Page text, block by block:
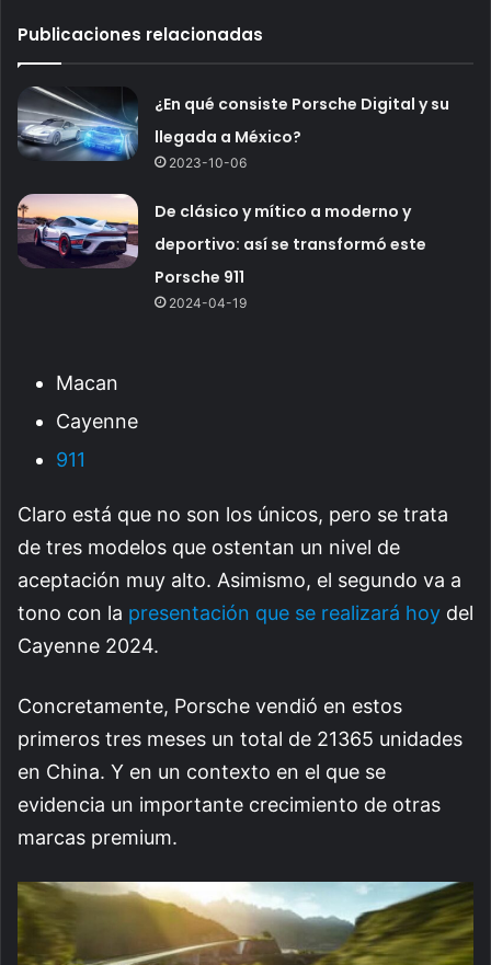
Publicaciones relacionadas
¿En qué consiste Porsche Digital y su
llegada a México?
2023-10-06
De clásico y mítico a moderno y
deportivo: así se transformó este
Porsche 911
2024-04-19
Macan
Cayenne
911
Claro está que no son los únicos, pero se trata
de tres modelos que ostentan un nivel de
aceptación muy alto. Asimismo, el segundo va a
tono con la presentación que se realizará hoy del
Cayenne 2024.
Concretamente, Porsche vendió en estos
primeros tres meses un total de 21365 unidades
en China. Y en un contexto en el que se
evidencia un importante crecimiento de otras
marcas premium.